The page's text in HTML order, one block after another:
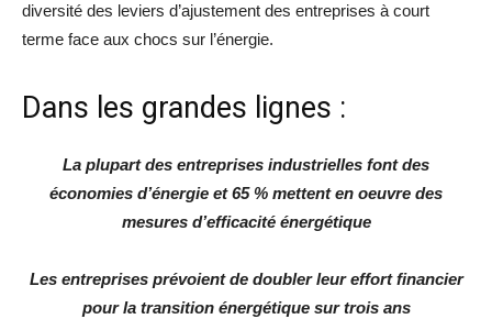
diversité des leviers d’ajustement des entreprises à court
terme face aux chocs sur l’énergie.
Dans les grandes lignes :
La plupart des entreprises industrielles font des
économies d’énergie et 65 % mettent en oeuvre des
mesures d’efficacité énergétique
Les entreprises prévoient de doubler leur effort financier
pour la transition énergétique sur trois ans